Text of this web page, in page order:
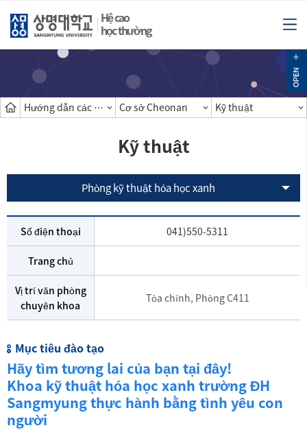
Hệ cao
học thường
Hướng dẫn các khoa Cơ sở Cheonan Kỹ thuật
Kỹ thuật
Phòng kỹ thuật hóa học xanh
Số điện thoại 041)550-5311
Trang chủ
Vị trí văn phòng
chuyên khoa
Tòa chính, Phòng C411
Mục tiêu đào tạo
Hãy tìm tương lai của bạn tại đây!
Khoa kỹ thuật hóa học xanh trường ĐH
Sangmyung thực hành bằng tình yêu con
người